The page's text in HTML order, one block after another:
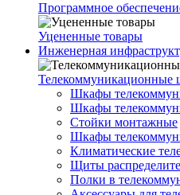
Программное
Уцененные товары
Инженерная
Телекоммуникационные
Шкафы
Шкафы
Стойки монтажные
Шкафы
Климатические
Щиты
Полки в